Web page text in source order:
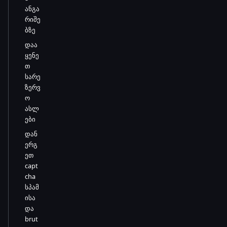
ანგა
რიშე
ბზე
დაა
ყენე
თ
სარე
ზერვ
ო
ასლ
ები
დან
ერგ
ეთ
capt
cha
სპამ
ისა
და
brut